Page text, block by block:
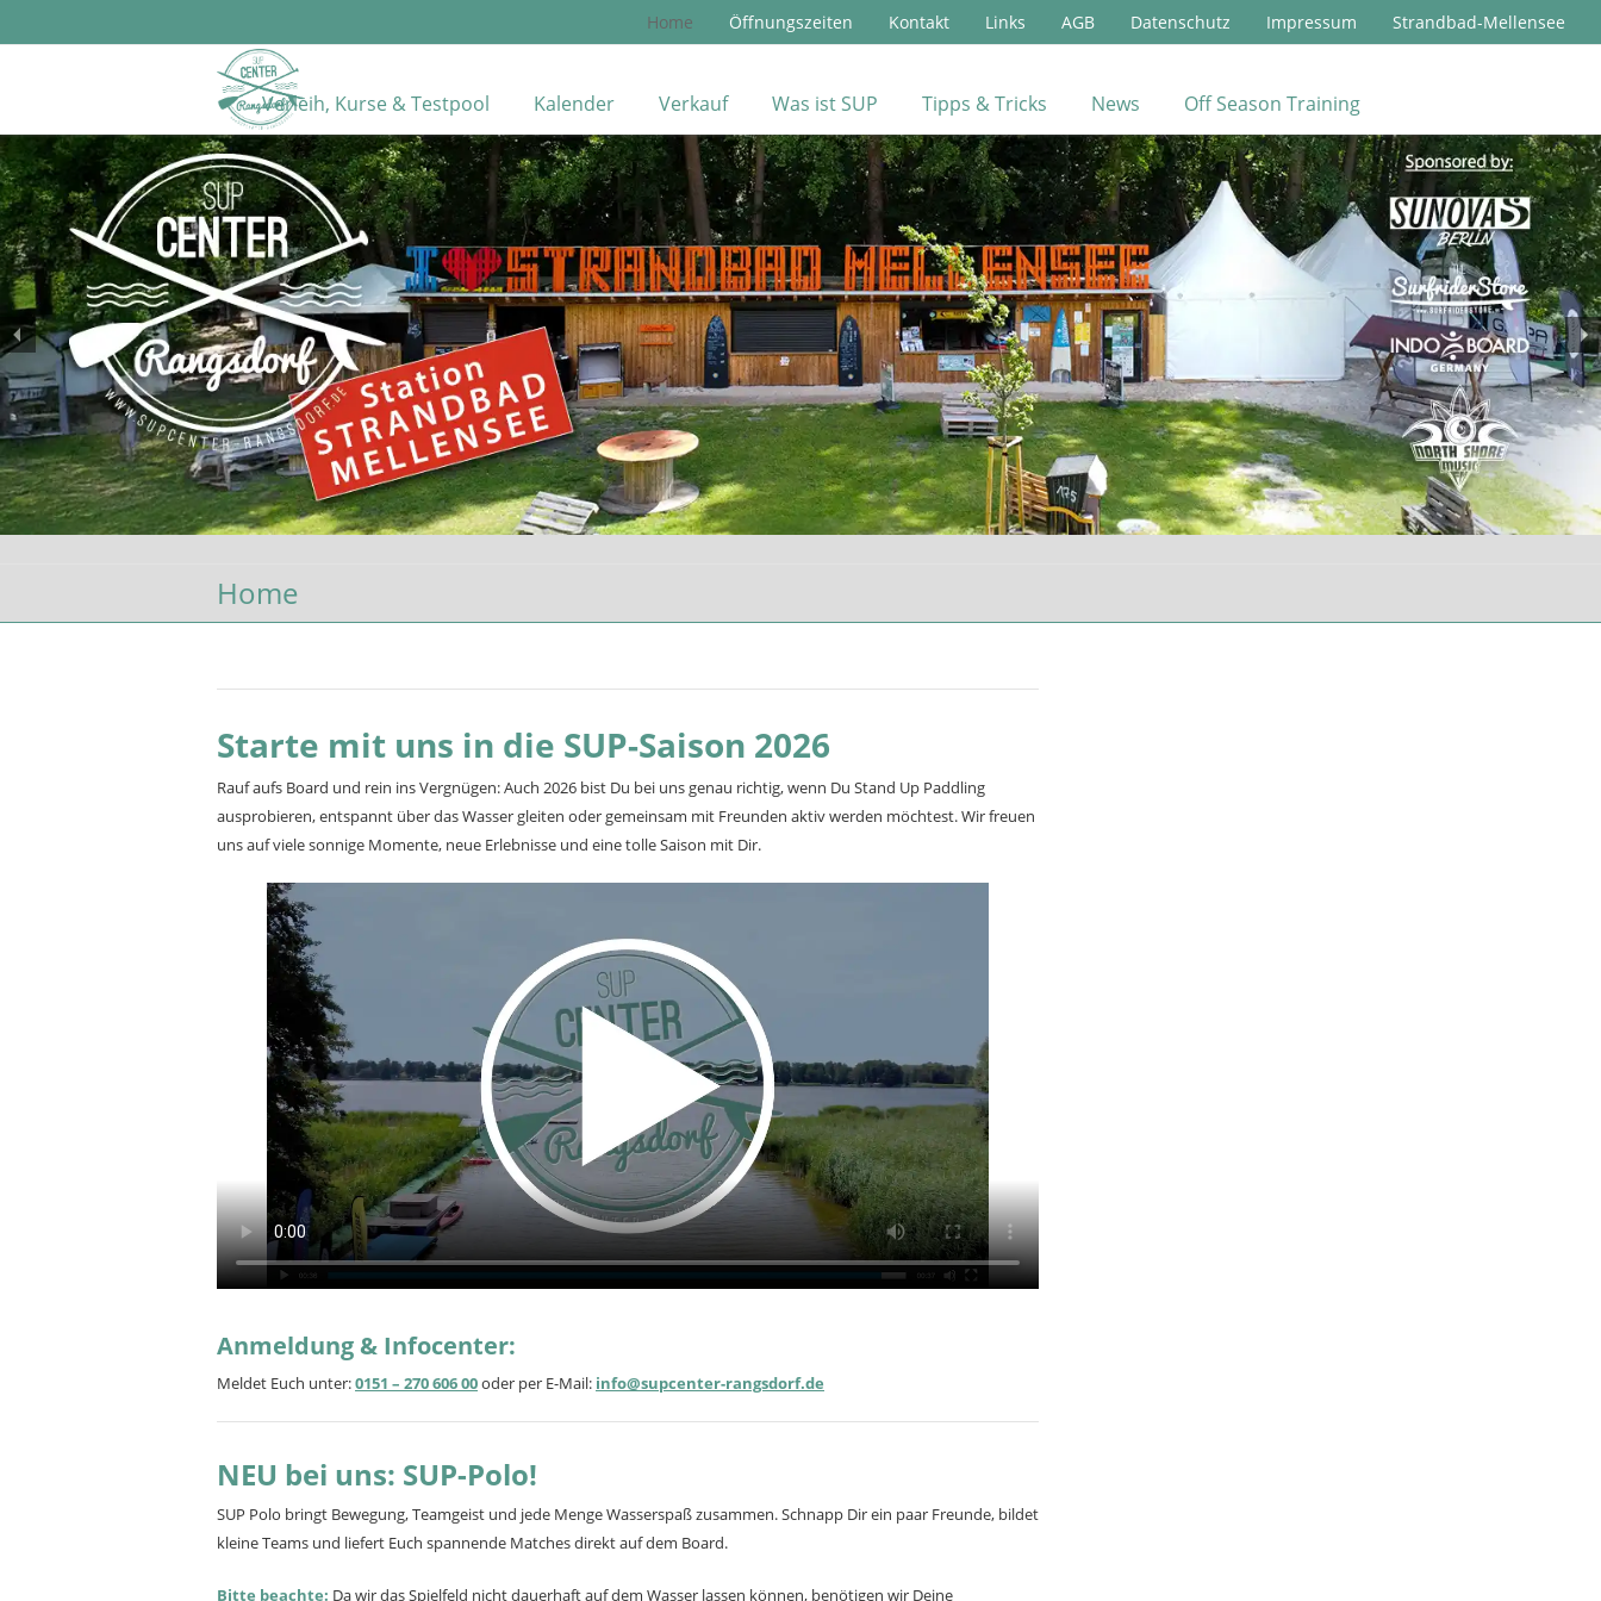
Home Öffnungszeiten Kontakt Links AGB Datenschutz Impressum Strandbad-Mellensee
Verleih, Kurse & Testpool Kalender Verkauf Was ist SUP Tipps & Tricks News Off Season Training
Home
Starte mit uns in die SUP-Saison 2026
Rauf aufs Board und rein ins Vergnügen: Auch 2026 bist Du bei uns genau richtig, wenn Du Stand Up Paddling
ausprobieren, entspannt über das Wasser gleiten oder gemeinsam mit Freunden aktiv werden möchtest. Wir freuen
uns auf viele sonnige Momente, neue Erlebnisse und eine tolle Saison mit Dir.
Anmeldung & Infocenter:
Meldet Euch unter:0151 – 270 606 00oder per E-Mail: info@supcenter-rangsdorf.de
NEU bei uns: SUP-Polo!
SUP Polo bringt Bewegung, Teamgeist und jede Menge Wasserspaß zusammen. Schnapp Dir ein paar Freunde, bildet
kleine Teams und liefert Euch spannende Matches direkt auf dem Board.
Bitte beachte: Da wir das Spielfeld nicht dauerhaft auf dem Wasser lassen können, benötigen wir Deine